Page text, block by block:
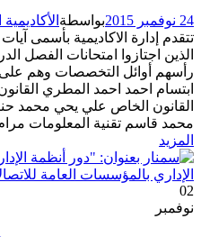
24 نوفمبر 2015 بواسطة الأكاديمية
تتقدم إدارة الاكاديمية بأسمى
رأسهم أوائل التخصصات وهم
ابتسام احمد احمد المطري
القانون الخاص علي يحي محمد
محمد قاسم تقنية المعلومات
المزيد
02
نوفمبر